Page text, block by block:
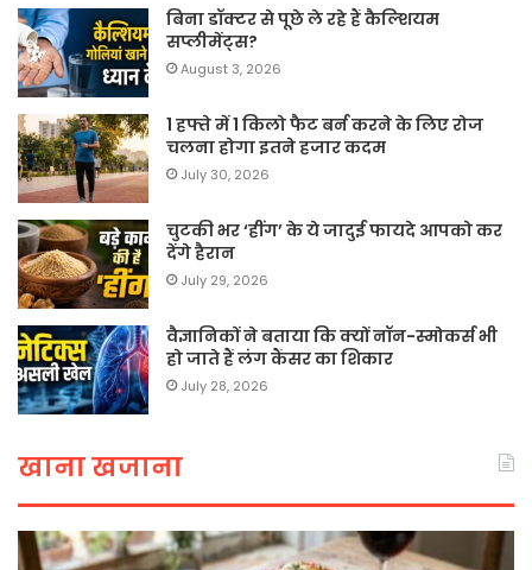
बिना डॉक्टर से पूछे ले रहे हैं कैल्शियम
सप्लीमेंट्स?
August 3, 2026
1 हफ्ते में 1 किलो फैट बर्न करने के लिए रोज
चलना होगा इतने हजार कदम
July 30, 2026
चुटकी भर ‘हींग’ के ये जादुई फायदे आपको कर
देंगे हैरान
July 29, 2026
वैज्ञानिकों ने बताया कि क्यों नॉन-स्मोकर्स भी
हो जाते हैं लंग कैंसर का शिकार
July 28, 2026
खाना खजाना